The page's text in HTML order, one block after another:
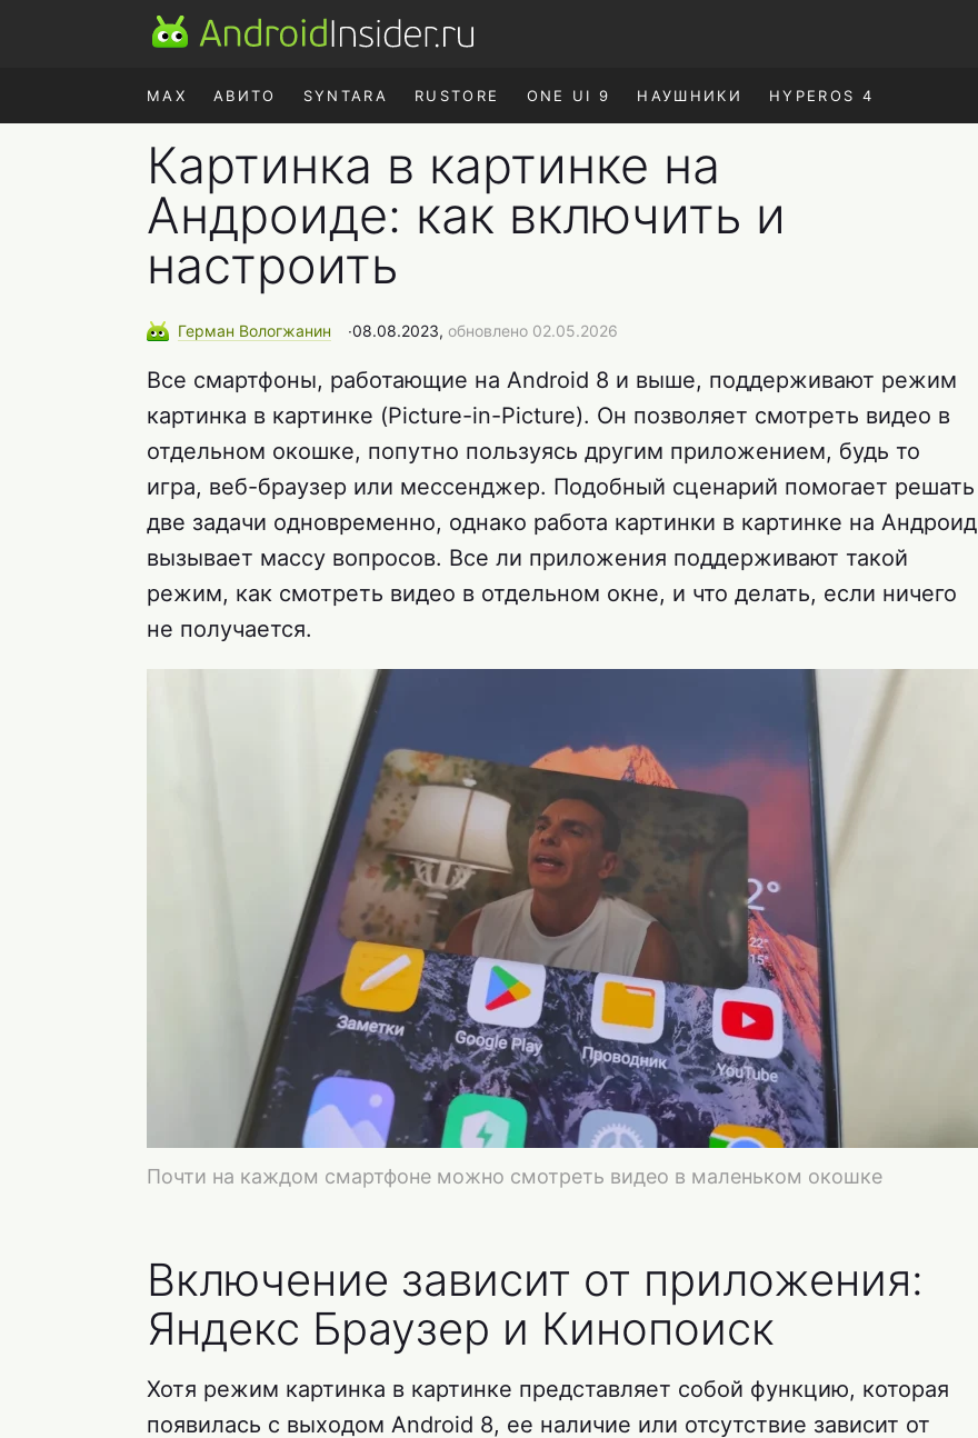
MAX АВИТО SYNTARA RUSTORE ONE UI 9 НАУШНИКИ HYPEROS 4
Картинка в картинке на
Андроиде: как включить и
настроить
Герман Вологжанин ∙08.08.2023, обновлено 02.05.2026
Все смартфоны, работающие на Android 8 и выше, поддерживают режим
картинка в картинке (Picture-in-Picture). Он позволяет смотреть видео в
отдельном окошке, попутно пользуясь другим приложением, будь то
игра, веб-браузер или мессенджер. Подобный сценарий помогает решать
две задачи одновременно, однако работа картинки в картинке на Андроид
вызывает массу вопросов. Все ли приложения поддерживают такой
режим, как смотреть видео в отдельном окне, и что делать, если ничего
не получается.
Почти на каждом смартфоне можно смотреть видео в маленьком окошке
Включение зависит от приложения:
Яндекс Браузер и Кинопоиск
Хотя режим картинка в картинке представляет собой функцию, которая
появилась с выходом Android 8, ее наличие или отсутствие зависит от